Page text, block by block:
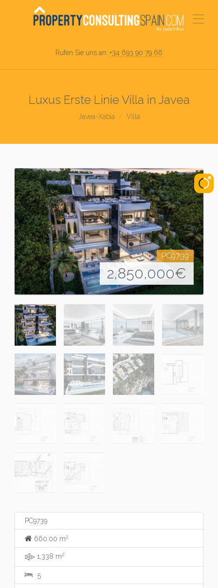
Rufen Sie uns an: +34 693 90 79 66
Luxus Erste Linie Villa in Javea
Javea-Xabia Villa
PC9739
2,850,000€
PC9739
660.00 m2
1,338 m2
5